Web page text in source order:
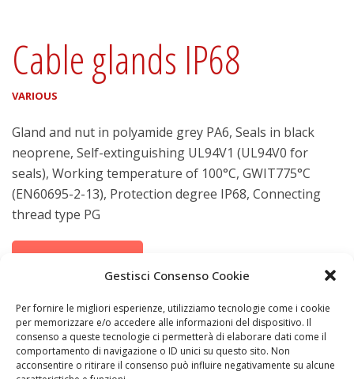
Gestisci Consenso Cookie
Per fornire le migliori esperienze, utilizziamo tecnologie come i cookie
per memorizzare e/o accedere alle informazioni del dispositivo. Il
consenso a queste tecnologie ci permetterà di elaborare dati come il
comportamento di navigazione o ID unici su questo sito. Non
acconsentire o ritirare il consenso può influire negativamente su alcune
Cable glands IP68
VARIOUS
Gland and nut in polyamide grey PA6, Seals in black
neoprene, Self-extinguishing UL94V1 (UL94V0 for
seals), Working temperature of 100°C, GWIT775°C
(EN60695-2-13), Protection degree IP68, Connecting
thread type PG